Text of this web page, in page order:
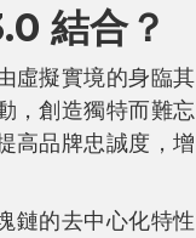
結合？
虛擬實境的身臨其
，創造獨特而難忘
高品牌忠誠度，增
鏈的去中心化特性